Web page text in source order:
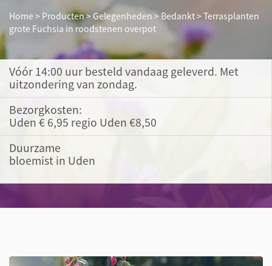
Home> Producten>Gelegenheden>Bedankt>Terrasplanten
grote Fuchsia in roodstenen overpot
Vóór 14:00 uur besteldvandaag geleverd. Met
uitzondering van zondag.
Bezorgkosten:
Uden € 6,95 regio Uden €8,50
Duurzame
bloemist in Uden